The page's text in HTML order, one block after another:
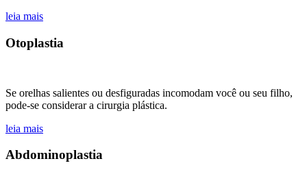
leia mais
Otoplastia
Se orelhas salientes ou desfiguradas incomodam você ou seu filho,
pode-se considerar a cirurgia plástica.
leia mais
Abdominoplastia